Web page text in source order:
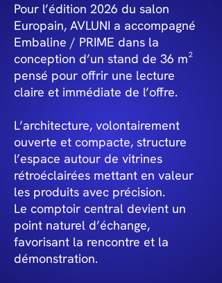
Pour l’édition 2026 du salon
Europain, AVLUNI a accompagné
Embaline / PRIME dans la
conception d’un stand de 36 m²
pensé pour offrir une lecture
claire et immédiate de l’offre.
L’architecture, volontairement
ouverte et compacte, structure
l’espace autour de vitrines
rétroéclairées mettant en valeur
les produits avec précision.
Le comptoir central devient un
point naturel d’échange,
favorisant la rencontre et la
démonstration.